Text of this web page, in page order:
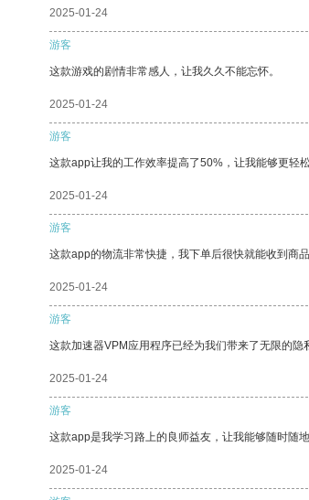
2025-01-24
游客
这款游戏的剧情非常感人，让我久久不能忘怀。
2025-01-24
游客
这款app让我的工作效率提高了50%，让我能够更轻
2025-01-24
游客
这款app的物流非常快捷，我下单后很快就能收到商品
2025-01-24
游客
这款加速器VPM应用程序已经为我们带来了无限的隐
2025-01-24
游客
这款app是我学习路上的良师益友，让我能够随时随
2025-01-24